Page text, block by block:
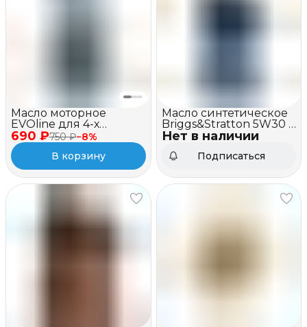
690 ₽750 ₽−8%
Масло моторное
EVOline для 4-х
тактных двигателей,
синтетическое, SAE
5W-30 API SN/CF, 1л
В корзину
Нет в наличии
Масло синтетическое
Briggs&Stratton 5W30 (1
литр)
Подписаться